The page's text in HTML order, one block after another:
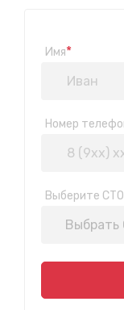
Имя*
Номер
Выберите СТО
Выбрать